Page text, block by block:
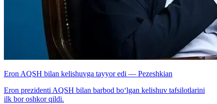
Eron AQSH bilan kelishuvga tayyor edi — Pezeshkian
Eron prezidenti AQSH bilan barbod bo‘lgan kelishuv tafsilotlarini
ilk bor oshkor qildi.